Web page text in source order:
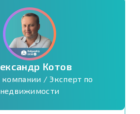
Котов
/ Эксперт по
недвижимости